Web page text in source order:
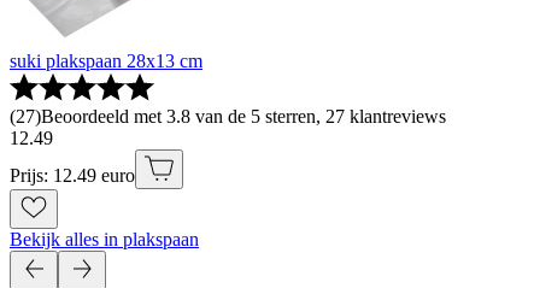
suki plakspaan 28x13 cm
(27)Beoordeeld met 3.8 van de 5 sterren, 27 klantreviews
12.49
Prijs: 12.49 euro
Bekijk alles in plakspaan